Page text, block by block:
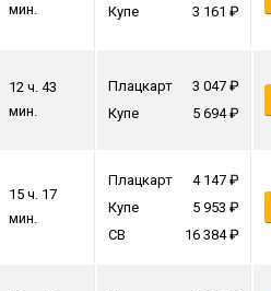
мин.
Купе
3 161
12 ч. 43
мин.
Плацкарт
3 047
Купе
5 694
15 ч. 17
мин.
Плацкарт
4 147
Купе
5 953
СВ
16 384